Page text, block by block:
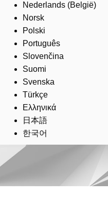
Nederlands (België)
Norsk
Polski
Português
Slovenčina
Suomi
Svenska
Türkçe
Ελληνικά
日本語
한국어